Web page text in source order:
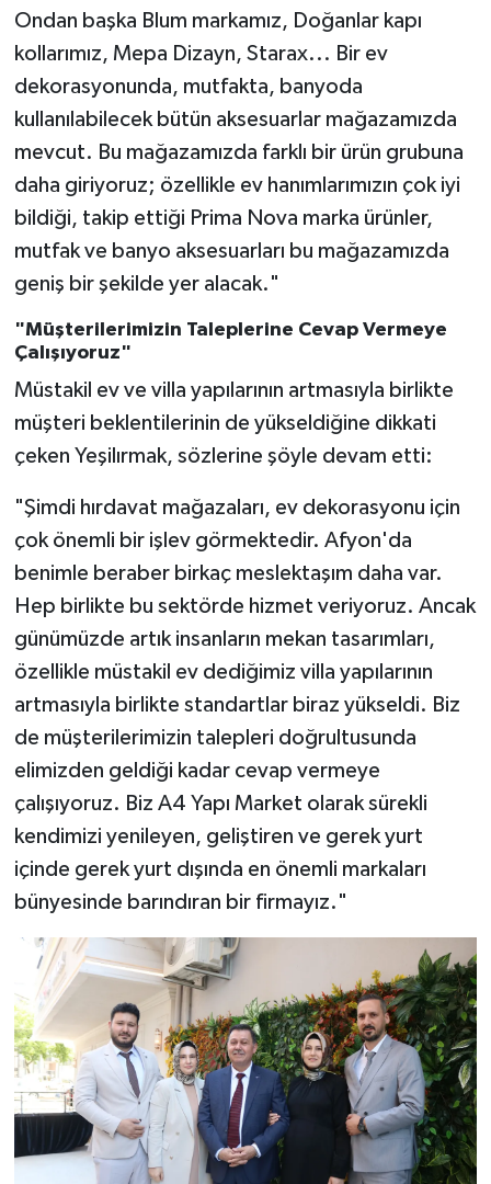
Ondan başka Blum markamız, Doğanlar kapı
kollarımız, Mepa Dizayn, Starax... Bir ev
dekorasyonunda, mutfakta, banyoda
kullanılabilecek bütün aksesuarlar mağazamızda
mevcut. Bu mağazamızda farklı bir ürün grubuna
daha giriyoruz; özellikle ev hanımlarımızın çok iyi
bildiği, takip ettiği Prima Nova marka ürünler,
mutfak ve banyo aksesuarları bu mağazamızda
geniş bir şekilde yer alacak."
"Müşterilerimizin Taleplerine Cevap Vermeye
Çalışıyoruz"
Müstakil ev ve villa yapılarının artmasıyla birlikte
müşteri beklentilerinin de yükseldiğine dikkati
çeken Yeşilırmak, sözlerine şöyle devam etti:
"Şimdi hırdavat mağazaları, ev dekorasyonu için
çok önemli bir işlev görmektedir. Afyon'da
benimle beraber birkaç meslektaşım daha var.
Hep birlikte bu sektörde hizmet veriyoruz. Ancak
günümüzde artık insanların mekan tasarımları,
özellikle müstakil ev dediğimiz villa yapılarının
artmasıyla birlikte standartlar biraz yükseldi. Biz
de müşterilerimizin talepleri doğrultusunda
elimizden geldiği kadar cevap vermeye
çalışıyoruz. Biz A4 Yapı Market olarak sürekli
kendimizi yenileyen, geliştiren ve gerek yurt
içinde gerek yurt dışında en önemli markaları
bünyesinde barındıran bir firmayız."